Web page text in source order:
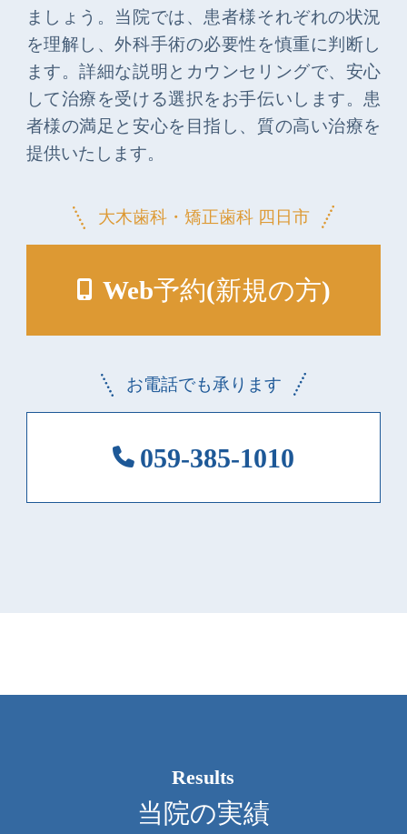
ましょう。当院では、患者様それぞれの状況
を理解し、外科手術の必要性を慎重に判断し
ます。詳細な説明とカウンセリングで、安心
して治療を受ける選択をお手伝いします。患
者様の満足と安心を目指し、質の高い治療を
提供いたします。
大木歯科・矯正歯科 四日市
Web予約(新規の方)
お電話でも承ります
059-385-1010
Results
当院の実績